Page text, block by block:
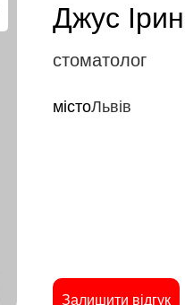
Джус
стоматолог
містоЛьвів
Залишити відгук